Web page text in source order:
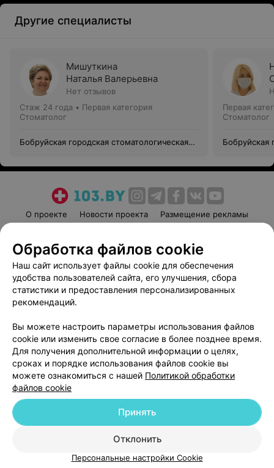
Другие специалисты
Мишуткина
Наталья Валерьевна
Нет отзывов
Стаж 24 года • Первая категория
Стоматолог
Бобруйская городская стоматологическая
Первая
Стоматолог
Бобруйская
О проекте Новости проекта
Размещение рекламы
Пользовательское соглашение
Способы оплаты
Вакансии
Партнеры
Написать руководителю 103.by
Обработка персональных данных
© 2026 ООО «Артокс Лаб», УНП 191700409
| 220012, Республика Беларусь,
Служба поддержки +375 291212755
Обработка файлов cookie
Наш сайт использует файлы cookie для обеспечения
удобства пользователей сайта, его улучшения, сбора
статистики и предоставления персонализированных
рекомендаций.
Вы можете настроить параметры использования файлов
cookie или изменить свое согласие в более позднее время.
Для получения дополнительной информации о целях,
сроках и порядке использования файлов cookie вы
можете ознакомиться с нашей Политикой обработки
файлов cookie
Отклонить
Принять
Персональные настройки Cookie